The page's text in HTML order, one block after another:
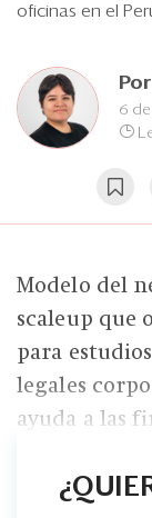
oficinas en el
Por
6
Modelo del
scaleup que
para
legales
ayuda a las